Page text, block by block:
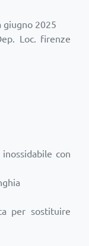
giugno 2025
Loc. firenze
con
per sostituire